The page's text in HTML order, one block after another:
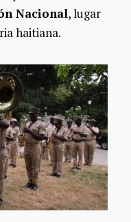
Nacional, lugar
haitiana.